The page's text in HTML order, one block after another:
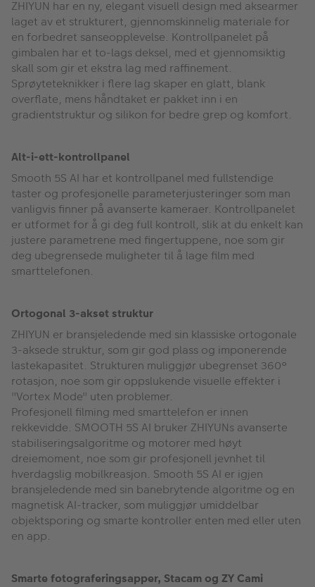
ZHIYUN har en ny, elegant visuell design med aksearmer
laget av et strukturert, gjennomskinnelig materiale for
en forbedret sanseopplevelse. Kontrollpanelet på
gimbalen har et to-lags deksel, med et gjennomsiktig
skall som gir et ekstra lag med raffinement.
Sprøyteteknikker i flere lag skaper en glatt, blank
overflate, mens håndtaket er pakket inn i en
gradientstruktur og silikon for bedre grep og komfort.
Alt-i-ett-kontrollpanel
Smooth 5S AI har et kontrollpanel med fullstendige
taster og profesjonelle parameterjusteringer som man
vanligvis finner på avanserte kameraer. Kontrollpanelet
er utformet for å gi deg full kontroll, slik at du enkelt kan
justere parametrene med fingertuppene, noe som gir
deg ubegrensede muligheter til å lage film med
smarttelefonen.
Ortogonal 3-akset struktur
ZHIYUN er bransjeledende med sin klassiske ortogonale
3-aksede struktur, som gir god plass og imponerende
lastekapasitet. Strukturen muliggjør ubegrenset 360°
rotasjon, noe som gir oppslukende visuelle effekter i
"Vortex Mode" uten problemer.
Profesjonell filming med smarttelefon er innen
rekkevidde. SMOOTH 5S AI bruker ZHIYUNs avanserte
stabiliseringsalgoritme og motorer med høyt
dreiemoment, noe som gir profesjonell jevnhet til
hverdagslig mobilkreasjon. Smooth 5S AI er igjen
bransjeledende med sin banebrytende algoritme og en
magnetisk AI-tracker, som muliggjør umiddelbar
objektsporing og smarte kontroller enten med eller uten
en app.
Smarte fotograferingsapper, Stacam og ZY Cami